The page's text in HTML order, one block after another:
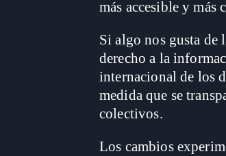
más accesible y más
Si algo nos gusta de
derecho a la
internacional de los
medida que se
colectivos.
Los cambios